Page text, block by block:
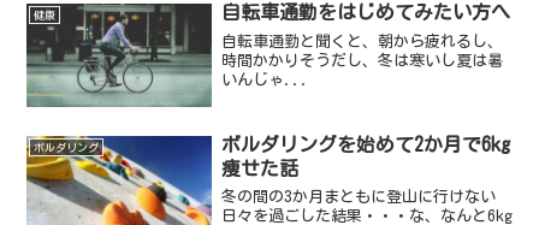
健康 自転車通勤をはじめてみたい方へ
自転車通勤と聞くと、朝から疲れるし、
時間かかりそうだし、冬は寒いし夏は暑
いんじゃ...
ボルダリング
ボルダリングを始めて2か月で6kg
痩せた話
冬の間の3か月まともに登山に行けない
日々を過ごした結果・・・な、なんと6kg